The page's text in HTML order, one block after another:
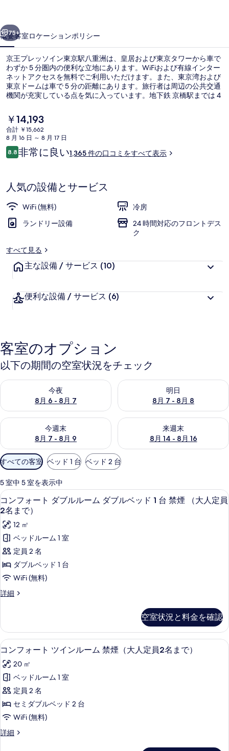
ン
東
京
駅
八
重
洲
の
写
真
ギ
ャ
ラ
リ
75+
概要客室ロケーションポリシー
京王プレッソイン東京駅八重洲は、皇居および東京タワーから車で
わずか 5 分圏内の便利な立地にあります。WiFiおよび有線インター
ネットアクセスを無料でご利用いただけます。また、東京湾および
東京ドームは車で 5 分の距離にあります。旅行者は周辺の公共交通
機関が充実している点を気に入っています。地下鉄 京橋駅までは 4
現
在
の
料
金
で
す
￥14,193
合計 ￥15,662
8 月 16 日 ～ 8 月 17 日
口
コ
8.810段階中8.8
非常に良い1,365 件の口コミをすべて表示
人気の設備とサービス
WiFi (無料)
冷房
ランドリー設備
24 時間対応のフロントデス
ク
すべて見る
主な設備 / サービス (10)
便利な設備 / サービス (6)
客室のオプション
以下の期間の空室状況をチェック
今夜
8月 6 - 8月 7
今夜 8月 6 - 8月 7 の空室状況をチェック
明日
8月 7 - 8月 8
明日 8月 7 - 8月 8 の空室状況
今週末
8月 7 - 8月 9
今週末 8月 7 - 8月 9 の空室状況をチェック
来週末
8月 14 - 8月 16
来週末 8月 14 - 8月 16 の空室
利
用
可
能
な
客
室
の
絞
り
込
み
条
すべての客室 ベッド 1 台 ベッド 2 台
5 室中 5 室を表示中
コ
ン
フ
ォ
ー
ト
ダ
ブ
ー
ム
ダ
ブ
ル
ベ
ッ
ド
1
コンフォート ダブルルーム ダブルベ
10
コンフォート ダブルルーム ダブルベッド 1 台 禁煙 （大人定員
2名まで）
12 ㎡
ベッドルーム 1 室
定員 2 名
ダブルベッド 1 台
WiFi (無料)
詳細
コ
ー
ト
ダ
ル
ル
ー
ム
ダ
ブ
ル
ベ
空室状況と料金を確認
コ
ン
フ
ォ
ー
ト
イ
コンフォート ツインルーム 禁煙（
8
コンフォート ツインルーム 禁煙（大人定員2名まで）
20 ㎡
ベッドルーム 1 室
定員 2 名
セミダブルベッド 2 台
WiFi (無料)
詳細
コ